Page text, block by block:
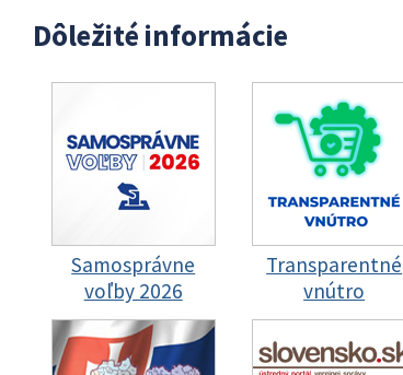
Dôležité informácie
Samosprávne
voľby 2026
Transparentné
vnútro